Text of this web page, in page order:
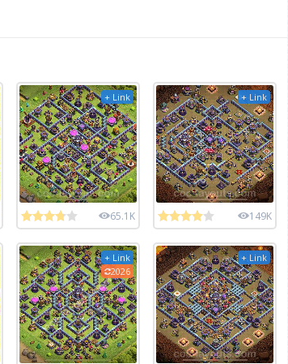
+ Link
65.1K
+ Link
149K
+ Link
2026
+ Link